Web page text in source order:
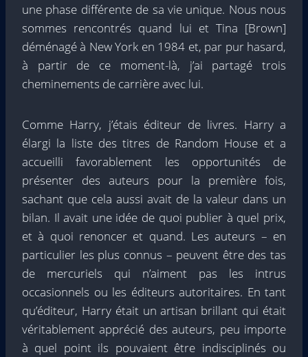
une phase différente de sa vie unique. Nous nous
sommes rencontrés quand lui et Tina [Brown]
déménagé à New York en 1984 et, par pur hasard,
à partir de ce moment-là, j’ai partagé trois
cheminements de carrière avec lui.
Comme Harry, j’étais éditeur de livres. Harry a
élargi la liste des titres de Random House et a
accueilli favorablement les opportunités de
présenter des auteurs pour la première fois,
sachant que cela aussi avait de la valeur dans un
bilan. Il avait une idée de quoi publier à quel prix,
et à quoi renoncer et quand. Les auteurs – en
particulier les plus connus – peuvent être des tas
de mercuriels qui n’aiment pas les intrus
occasionnels ou les éditeurs autoritaires. En tant
qu’éditeur, Harry était un artisan brillant qui était
véritablement apprécié des auteurs, peu importe
à quel point ils pouvaient être indisciplinés ou